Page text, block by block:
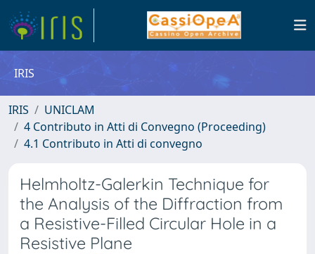
IRIS
IRIS
UNICLAM
4 Contributo in Atti di Convegno (Proceeding)
4.1 Contributo in Atti di convegno
Helmholtz-Galerkin Technique for
the Analysis of the Diffraction from
a Resistive-Filled Circular Hole in a
Resistive Plane